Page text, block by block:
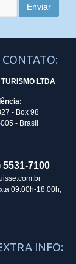
CONTATO:
LTDA
- Box 98
- Brasil
5531-7100
09:00h-18:00h,
INFO: